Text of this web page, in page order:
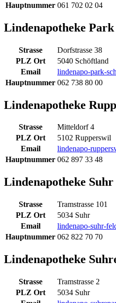
Hauptnummer 061 702 02 04
Lindenapotheke
Strasse
Dorfstrasse 38
PLZ Ort
5040 Schöftland
Email
lindenapo-park-
Hauptnummer 062 738 80 00
Lindenapotheke
Strasse
Mitteldorf 4
PLZ Ort
5102 Rupperswil
Email
lindenapo-
Hauptnummer 062 897 33 48
Lindenapotheke
Strasse
Tramstrasse 101
PLZ Ort
5034 Suhr
Email
lindenapo-suhr-
Hauptnummer 062 822 70 70
Lindenapotheke
Strasse
Tramstrasse 2
PLZ Ort
5034 Suhr